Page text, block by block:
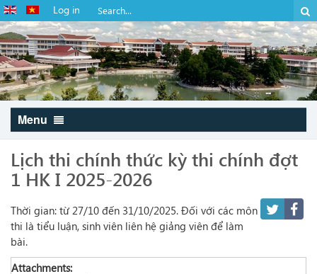
Log in
Menu
Lịch thi chính thức kỳ thi chính đợt
1 HK I 2025-2026
Thời gian: từ 27/10 đến 31/10/2025. Đối với các môn
thi là tiểu luận, sinh viên liên hệ giảng viên để làm
bài.
Attachments: